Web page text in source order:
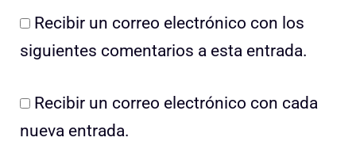
Recibir un correo electrónico con los
siguientes comentarios a esta entrada.
Recibir un correo electrónico con cada
nueva entrada.